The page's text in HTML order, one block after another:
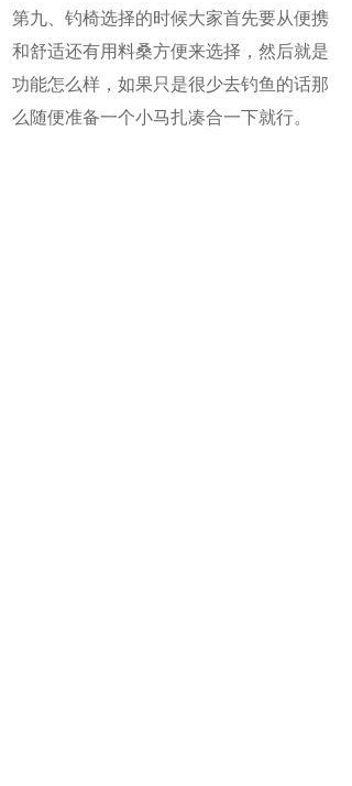
第九、钓椅选择的时候大家首先要从便携
和舒适还有用料桑方便来选择，然后就是
功能怎么样，如果只是很少去钓鱼的话那
么随便准备一个小马扎凑合一下就行。